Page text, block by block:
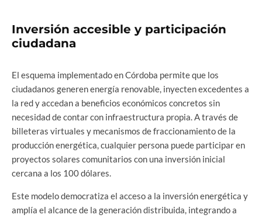
Inversión accesible y participación
ciudadana
El esquema implementado en Córdoba permite que los
ciudadanos generen energía renovable, inyecten excedentes a
la red y accedan a beneficios económicos concretos sin
necesidad de contar con infraestructura propia. A través de
billeteras virtuales y mecanismos de fraccionamiento de la
producción energética, cualquier persona puede participar en
proyectos solares comunitarios con una inversión inicial
cercana a los 100 dólares.
Este modelo democratiza el acceso a la inversión energética y
amplía el alcance de la generación distribuida, integrando a